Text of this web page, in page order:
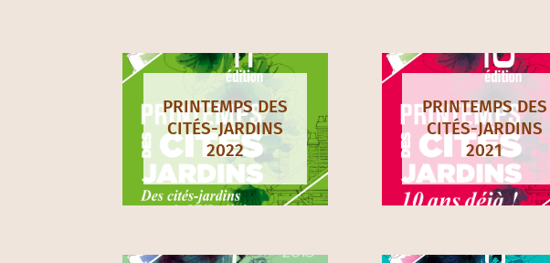
PRINTEMPS DES
CITÉS-JARDINS
2022
PRINTEMPS DES
CITÉS-JARDINS
2021